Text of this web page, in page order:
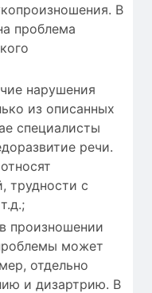
В
проблема
нарушения
из описанных
специалисты
речи.
трудности с
произношении
может
отдельно
и дизартрию. В